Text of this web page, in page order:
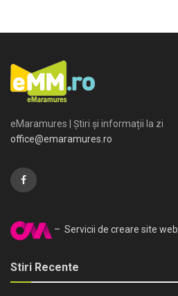
eMaramures | Știri și informații la zi
office@emaramures.ro
– Servicii de creare site web
Stiri Recente